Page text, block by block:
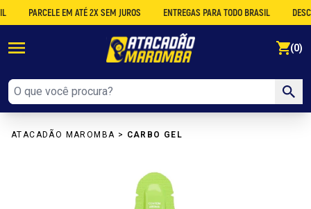
PARCELE EM ATÉ 2X SEM JUROS ENTREGAS PARA TODO BRASIL DESCONTO
(0)
ATACADÃO MAROMBA > CARBO GEL